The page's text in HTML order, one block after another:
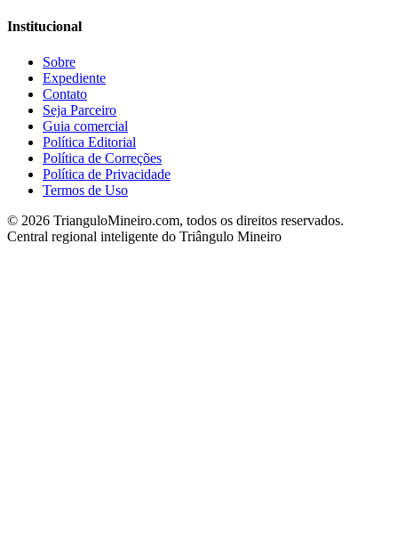
Institucional
Sobre
Expediente
Contato
Seja Parceiro
Guia comercial
Política Editorial
Política de Correções
Política de Privacidade
Termos de Uso
© 2026 TrianguloMineiro.com, todos os direitos reservados.
Central regional inteligente do Triângulo Mineiro